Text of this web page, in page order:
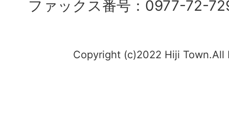
ファックス番号：0977-72-
Copyright (c)2022 Hiji Town.All